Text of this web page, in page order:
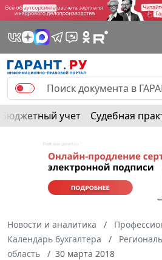
Бюджетный учет Судебная
Новости и аналитика
Календарь бухгалтера
область
30 марта 2018